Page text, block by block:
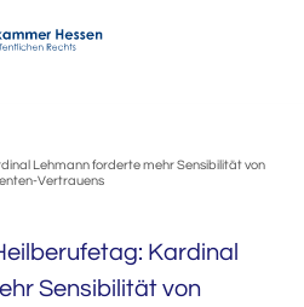
Lehmann forderte mehr Sensibilität von
Vertrauens
Kardinal
Sensibilität von